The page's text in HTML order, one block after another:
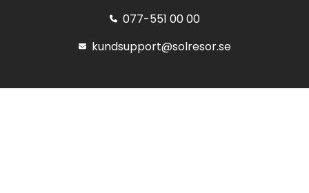
077-551 00 00
kundsupport@solresor.se